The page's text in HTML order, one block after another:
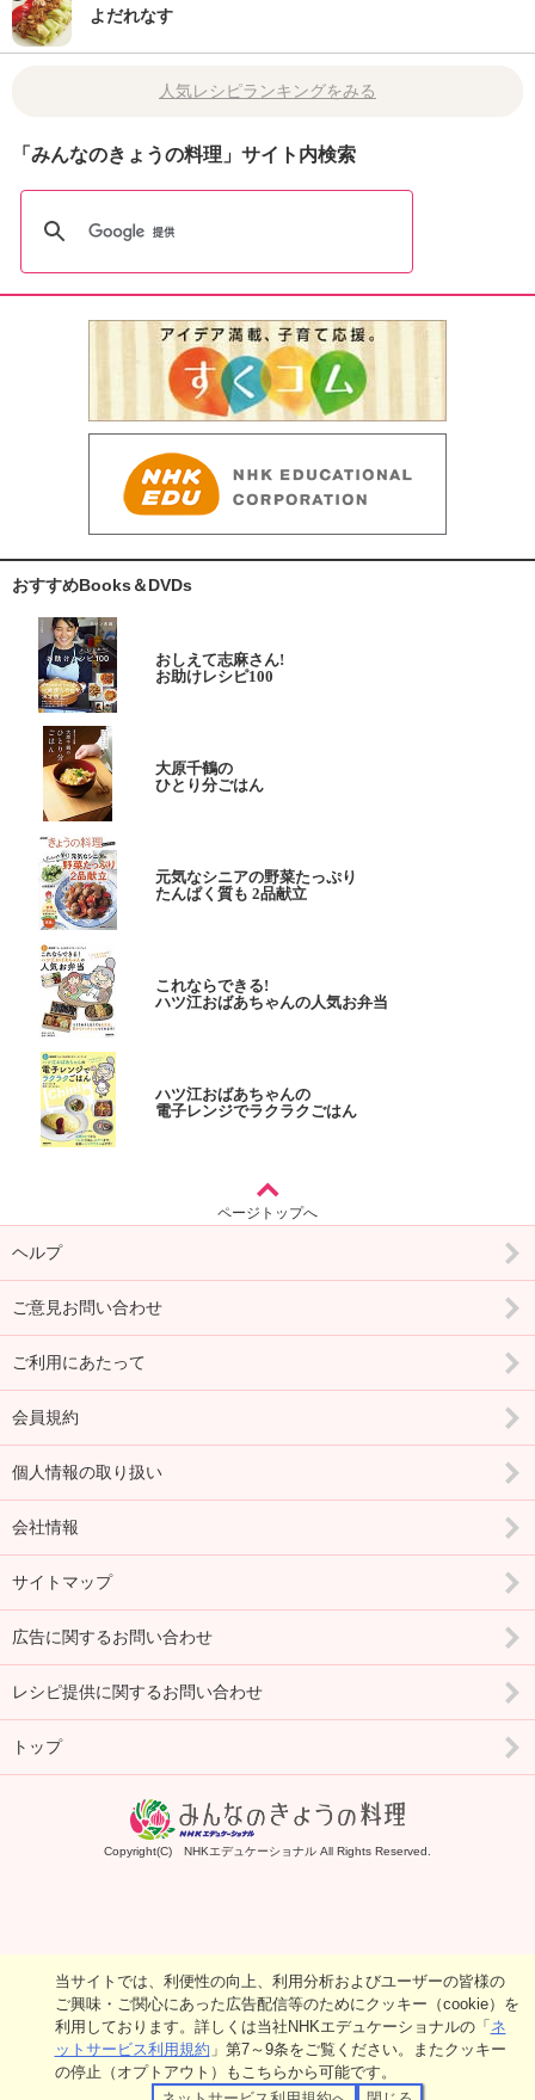
よだれなす
人気レシピランキングをみる
「みんなのきょうの料理」サイト内検索
おすすめBooks＆DVDs
おしえて志麻さん!
お助けレシピ100
大原千鶴の
ひとり分ごはん
元気なシニアの野菜たっぷり
たんぱく質も 2品献立
これならできる!
ハツ江おばあちゃんの人気お弁当
ハツ江おばあちゃんの
電子レンジでラクラクごはん
ページトップへ
ヘルプ
ご意見お問い合わせ
ご利用にあたって
会員規約
個人情報の取り扱い
会社情報
サイトマップ
広告に関するお問い合わせ
レシピ提供に関するお問い合わせ
トップ
Copyright(C) NHKエデュケーショナル All Rights Reserved.
当サイトでは、利便性の向上、利用分析およびユーザーの皆様の
ご興味・ご関心にあった広告配信等のためにクッキー（cookie）を
利用しております。詳しくは当社NHKエデュケーショナルの「ネ
ットサービス利用規約 」第7～9条をご覧ください。またクッキー
の停止（オプトアウト）もこちらから可能です。